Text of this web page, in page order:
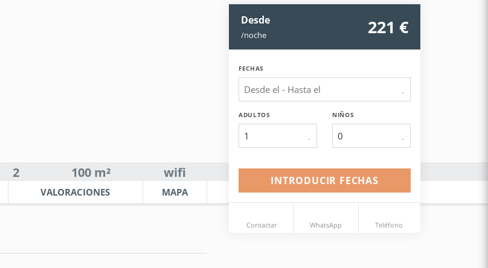
2 100 m² wifi
VALORACIONES MAPA
Desde
/noche 221 €
FECHAS
ADULTOS
1
NIÑOS
INTRODUCIR FECHAS
Contactar WhatsApp Teléfono